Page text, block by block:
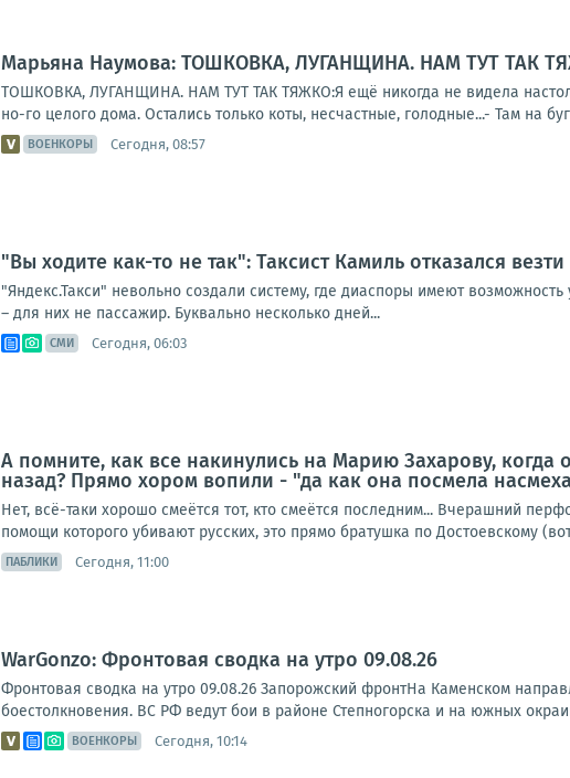
Марьяна Наумова: ТОШКОВКА, ЛУГАНЩИНА. НАМ ТУТ ТАК
ТОШКОВКА, ЛУГАНЩИНА. НАМ ТУТ ТАК ТЯЖКО:Я ещё никогда не видела
но-го целого дома. Остались только коты, несчастные, голодные...- Там на
ВОЕНКОРЫ Сегодня, 08:57
"Вы ходите как-то не так": Таксист Камиль отказался
"Яндекс.Такси" невольно создали систему, где диаспоры имеют
– для них не пассажир. Буквально несколько дней...
СМИ Сегодня, 06:03
А помните, как все накинулись на Марию Захарову, когда
назад? Прямо хором вопили - "да как она посмела
Нет, всё-таки хорошо смеётся тот, кто смеётся последним... Вчерашний
помощи которого убивают русских, это прямо братушка по Достоевскому
ПАБЛИКИ Сегодня, 11:00
WarGonzo: Фронтовая сводка на утро 09.08.26
Фронтовая сводка на утро 09.08.26 Запорожский фронтНа Каменском
боестолкновения. ВС РФ ведут бои в районе Степногорска и на южных
ВОЕНКОРЫ Сегодня, 10:14